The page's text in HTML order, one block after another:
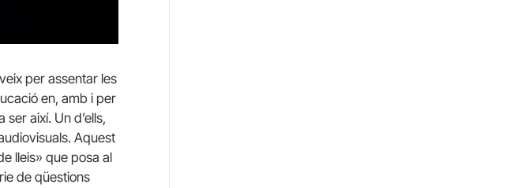
per assentar les
en, amb i per
així. Un d’ells,
Aquest
lleis» que posa al
de qüestions